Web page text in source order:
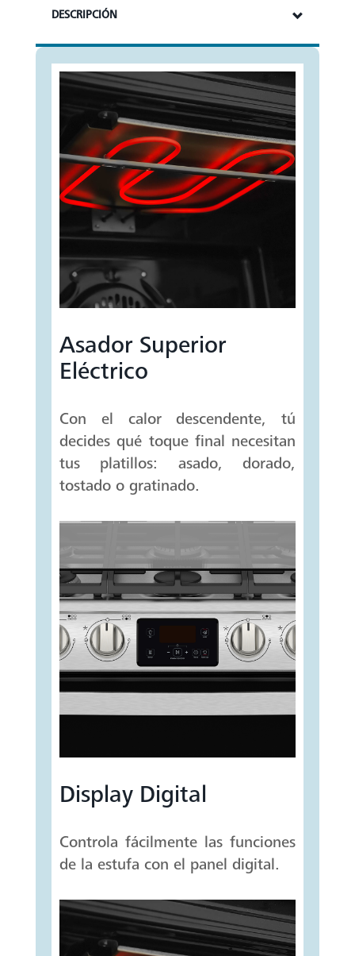
DESCRIPCIÓN
Asador Superior
Eléctrico
Con el calor descendente, tú
decides qué toque final necesitan
tus platillos: asado, dorado,
tostado o gratinado.
Display Digital
Controla fácilmente las funciones
de la estufa con el panel digital.